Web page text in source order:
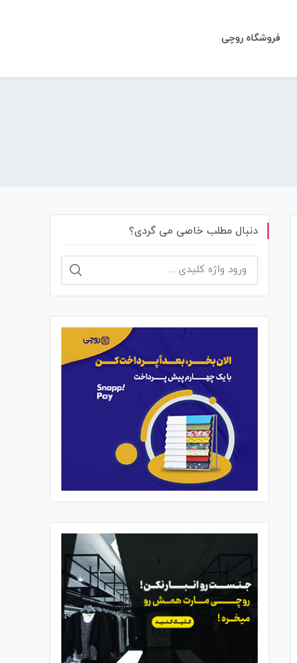
فروشگاه روچی
دنبال مطلب خاصی می گردی؟